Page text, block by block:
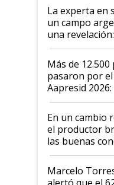
La experta en
un campo
una
impresionó
Más de
pasaron por
Aapresid
demostrar
suelo es
sistema
En un cambio
el productor
las buenas
agro
"Los veo más
Marcelo